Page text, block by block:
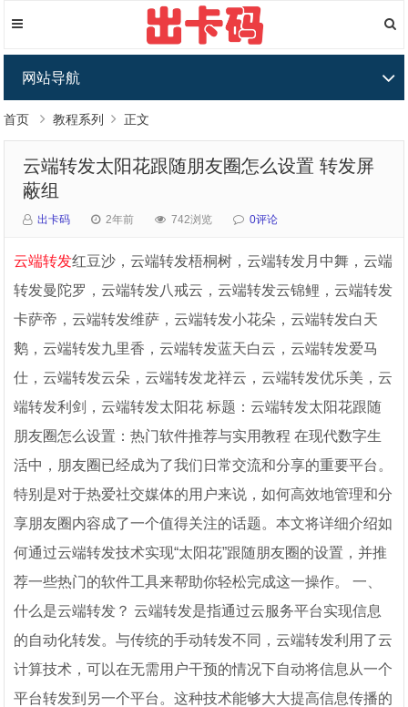
网站导航
首页 教程系列 正文
云端转发太阳花跟随朋友圈怎么设置 转发屏
蔽组
出卡码 2年前 742浏览 0评论
云端转发红豆沙，云端转发梧桐树，云端转发月中舞，云端
转发曼陀罗，云端转发八戒云，云端转发云锦鲤，云端转发
卡萨帝，云端转发维萨，云端转发小花朵，云端转发白天
鹅，云端转发九里香，云端转发蓝天白云，云端转发爱马
仕，云端转发云朵，云端转发龙祥云，云端转发优乐美，云
端转发利剑，云端转发太阳花 标题：云端转发太阳花跟随
朋友圈怎么设置：热门软件推荐与实用教程 在现代数字生
活中，朋友圈已经成为了我们日常交流和分享的重要平台。
特别是对于热爱社交媒体的用户来说，如何高效地管理和分
享朋友圈内容成了一个值得关注的话题。本文将详细介绍如
何通过云端转发技术实现“太阳花”跟随朋友圈的设置，并推
荐一些热门的软件工具来帮助你轻松完成这一操作。 一、
什么是云端转发？ 云端转发是指通过云服务平台实现信息
的自动化转发。与传统的手动转发不同，云端转发利用了云
计算技术，可以在无需用户干预的情况下自动将信息从一个
平台转发到另一个平台。这种技术能够大大提高信息传播的